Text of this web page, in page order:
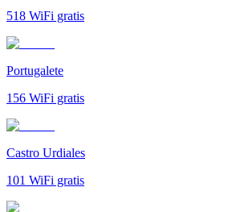
518 WiFi gratis
Portugalete
156 WiFi gratis
Castro Urdiales
101 WiFi gratis